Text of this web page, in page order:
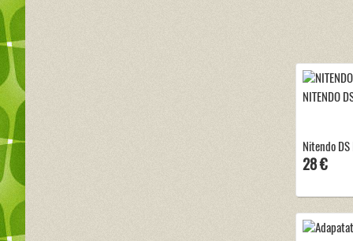
NITENDO
Nitendo
28 €